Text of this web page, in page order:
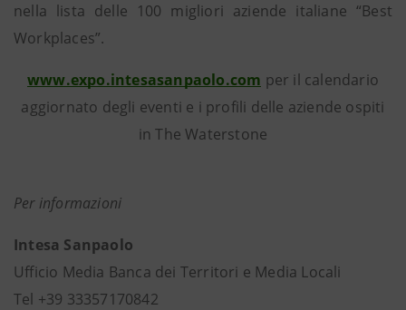
nella lista delle 100 migliori aziende italiane “Best
Workplaces”.
www.expo.intesasanpaolo.com per il calendario
aggiornato degli eventi e i profili delle aziende ospiti
in The Waterstone
Per informazioni
Intesa Sanpaolo
Ufficio Media Banca dei Territori e Media Locali
Tel +39 33357170842